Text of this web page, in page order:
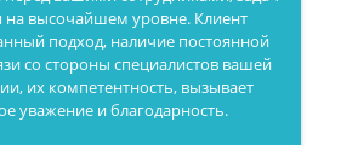
на высочайшем уровне. Клиент
подход, наличие постоянной
со стороны специалистов вашей
их компетентность, вызывает
уважение и благодарность.